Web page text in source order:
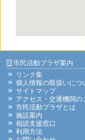
市民活動プラザ案内
リンク集
個人情報の取扱いにつ
サイトマップ
アクセス・交通機関の
市民活動プラザとは
施設案内
相談支援窓口
利用方法